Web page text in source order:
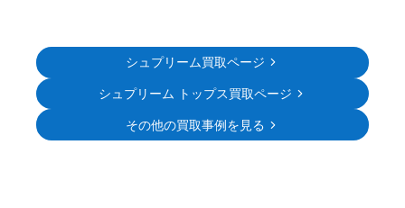
シュプリーム買取ページ
シュプリーム トップス買取ページ
その他の買取事例を見る